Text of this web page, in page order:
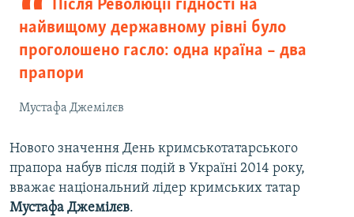
Після Революції гідності на
найвищому державному рівні було
проголошено гасло: одна країна – два
прапори
Мустафа Джемілєв
Нового значення День кримськотатарського
прапора набув після подій в Україні 2014 року,
вважає національний лідер кримських татар
Мустафа Джемілєв.